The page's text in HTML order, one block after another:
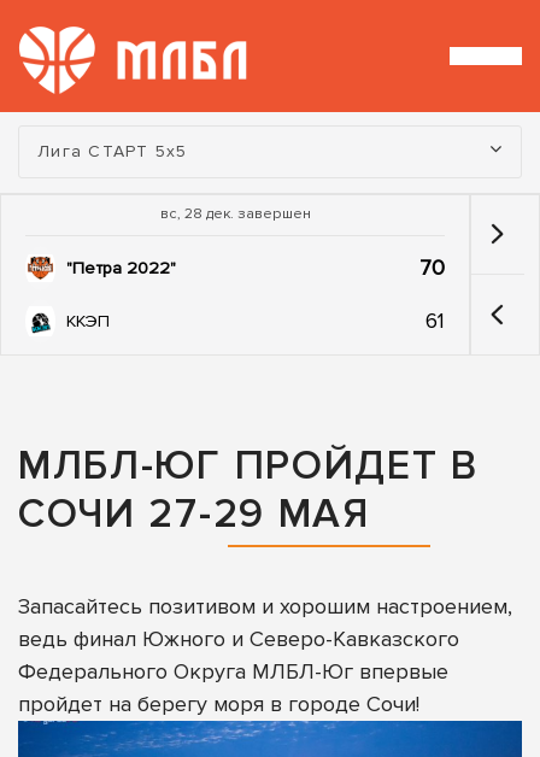
Турнир:
Лига СТАРТ 5х5
вс, 28 дек. завершен
"Петра 2022" 70
ККЭП 61
МЛБЛ-ЮГ ПРОЙДЕТ В
СОЧИ 27-29 МАЯ
Запасайтесь позитивом и хорошим настроением,
ведь финал Южного и Северо-Кавказского
Федерального Округа МЛБЛ-Юг впервые
пройдет на берегу моря в городе Сочи!